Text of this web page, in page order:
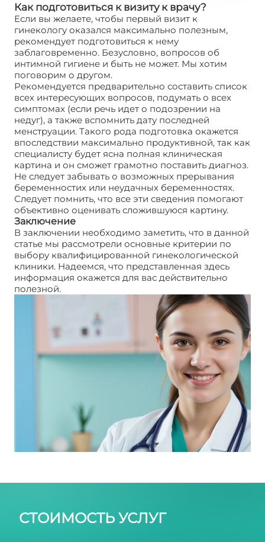
Как подготовиться к визиту к врачу?
Если вы желаете, чтобы первый визит к
гинекологу оказался максимально полезным,
рекомендует подготовиться к нему
заблаговременно. Безусловно, вопросов об
интимной гигиене и быть не может. Мы хотим
поговорим о другом.
Рекомендуется предварительно составить список
всех интересующих вопросов, подумать о всех
симптомах (если речь идет о подозрении на
недуг), а также вспомнить дату последней
менструации. Такого рода подготовка окажется
впоследствии максимально продуктивной, так как
специалисту будет ясна полная клиническая
картина и он сможет грамотно поставить диагноз.
Не следует забывать о возможных прерывания
беременностих или неудачных беременностях.
Следует помнить, что все эти сведения помогают
объективно оценивать сложившуюся картину.
Заключение
В заключении необходимо заметить, что в данной
статье мы рассмотрели основные критерии по
выбору квалифицированной гинекологической
клиники. Надеемся, что представленная здесь
информация окажется для вас действительно
полезной.
СТОИМОСТЬ УСЛУГ